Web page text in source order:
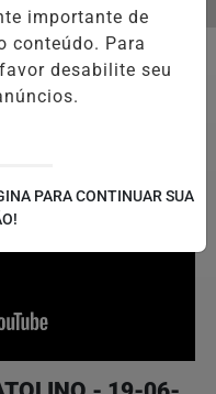
DO EVANGÉLICO EM
MENU
importante de
conteúdo. Para
desabilite seu
PARA CONTINUAR SUA